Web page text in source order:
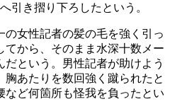
引き摺り下ろしたという。
女性記者の髪の毛を強く引っ
から、そのまま水深十数メー
だという。男性記者が助けよう
胸あたりを数回強く蹴られたと
など何箇所も怪我を負ったとい